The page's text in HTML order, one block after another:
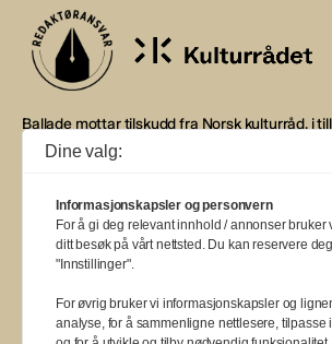
Ballade mottar tilskudd fra Norsk kulturråd, i
støtte fra eierne NOPA, Norsk
Musikkforleggerne. Ballade drives etter
BALLADE — NORGES
Dine valg:
Informasjonskapsler og personvern
For å gi deg relevant innhold / annonser bruker
ditt besøk på vårt nettsted. Du kan reservere
"Innstillinger".
For øvrig bruker vi informasjonskapsler og
analyse, for å sammenligne nettlesere, tilpasse